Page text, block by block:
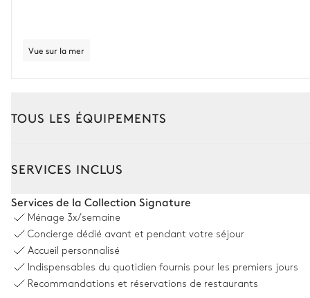
Vue sur la mer
TOUS LES ÉQUIPEMENTS
Vue sur la mer
Piscine
Chauffable
Dimensions : L = 9m, l = 3m
SERVICES INCLUS
Services de la Collection Signature
Ménage 3x/semaine
Concierge dédié avant et pendant votre séjour
Accueil personnalisé
Indispensables du quotidien fournis pour les premiers jours
Recommandations et réservations de restaurants